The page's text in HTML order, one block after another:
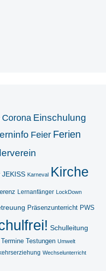
Corona Einschulung
Feier Ferien
JEKISS Karneval Kirche
Lernanfänger LockDown
Präsenzunterricht PWS
Schulleitung
Termine Testungen Umwelt
Wechselunterricht